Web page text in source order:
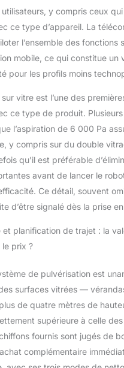
uniformes
aux machines
traditionnelles.
Nécessite une
connexion
la fixation
SYSTÈME DE
système à
buses
l'eau et
réservoirs
ml. Grâce à la
technologie
nettoyage
nettoyer et à
Veuillez lire
attentivement
d'emploi.
DES
y compris ceux qui
ce type d’appareil. La
l’ensemble des fonctions
mobile, ce qui constitue un
pour les profils moins
sur vitre est l’une des
ce type de produit.
l’aspiration de 6 000 Pa
y compris sur du double
qu’il est préférable
avant de lancer le
Ce détail, souvent
d’être signalé dès la prise
et planification de trajet : la
prix ?
de pulvérisation est
surfaces vitrées —
de quatre mètres de
supérieure à celle
fournis sont jugés de
complémentaire